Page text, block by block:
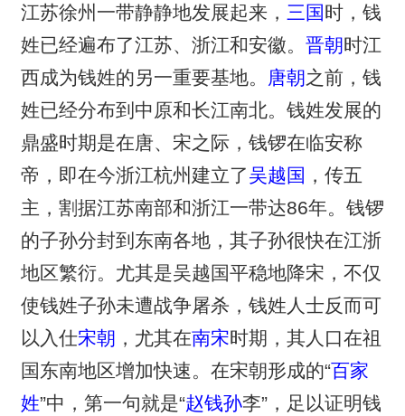
江苏徐州一带静静地发展起来， 三国时，钱
姓已经遍布了江苏、浙江和安徽。 晋朝时江
西成为钱姓的另一重要基地。
唐朝之前，钱
姓已经分布到中原和长江南北。钱姓发展的
鼎盛时期是在唐、宋之际，钱锣在临安称
帝，即在今浙江杭州建立了吴越国 ，传五
主，割据江苏南部和浙江一带达86年。钱锣
的子孙分封到东南各地，其子孙很快在江浙
地区繁衍。尤其是吴越国平稳地降宋，不仅
使钱姓子孙未遭战争屠杀，钱姓人士反而可
以入仕宋朝 ，尤其在南宋时期，其人口在祖
国东南地区增加快速。在宋朝形成的“百家
姓”中，第一句就是“赵钱孙李”，足以证明钱